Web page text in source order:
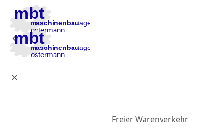
Zur Hauptnavigation
Zum Inhalt
Zur Fußzeile
Freier Warenverkehr